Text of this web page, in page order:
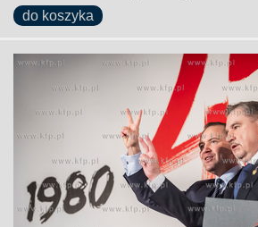
do koszyka